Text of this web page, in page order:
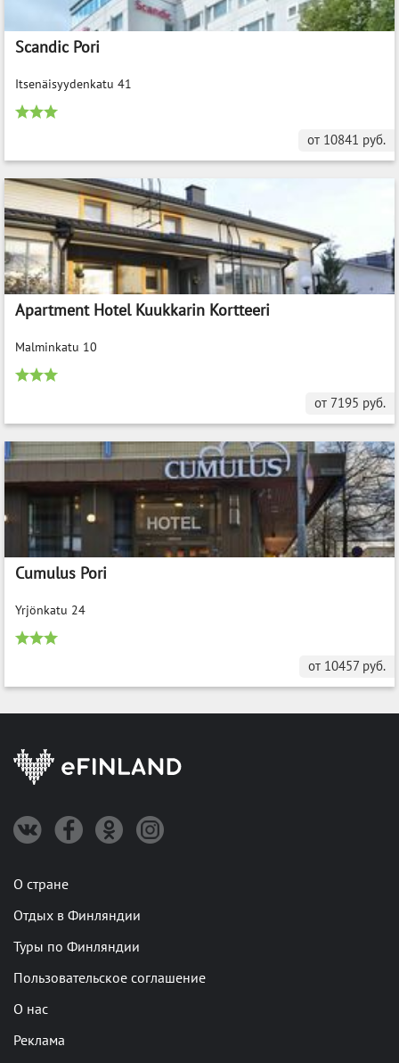
Scandic Pori
Itsenäisyydenkatu 41
от 10841 руб.
Apartment Hotel Kuukkarin Kortteeri
Malminkatu 10
от 7195 руб.
Cumulus Pori
Yrjönkatu 24
от 10457 руб.
О стране
Отдых в Финляндии
Туры по Финляндии
Пользовательское соглашение
О нас
Реклама